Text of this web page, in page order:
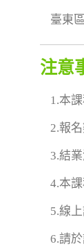
臺東
注意
1.本
2.報
3.結
4.本
5.線
6.請